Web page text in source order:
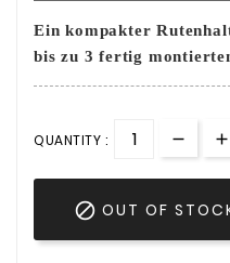
Ein kompakter
bis zu 3 fertig
QUANTITY :
 OUT OF